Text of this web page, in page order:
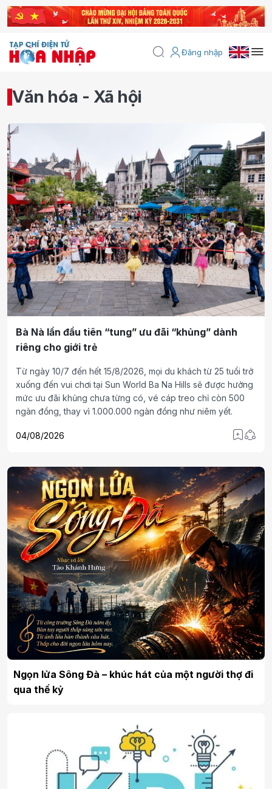
Đăng nhập
Văn hóa - Xã hội
Bà Nà lần đầu tiên “tung” ưu đãi “khủng” dành
riêng cho giới trẻ
Từ ngày 10/7 đến hết 15/8/2026, mọi du khách từ 25 tuổi trở
xuống đến vui chơi tại Sun World Ba Na Hills sẽ được hưởng
mức ưu đãi khủng chưa từng có, vé cáp treo chỉ còn 500
ngàn đồng, thay vì 1.000.000 ngàn đồng như niêm yết.
04/08/2026
Ngọn lửa Sông Đà – khúc hát của một người thợ đi
qua thế kỷ